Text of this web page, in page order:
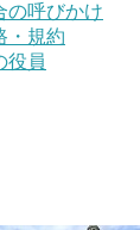
の呼びかけ
・規約
役員